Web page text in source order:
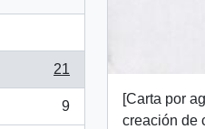
21
9
[Carta por
creación de